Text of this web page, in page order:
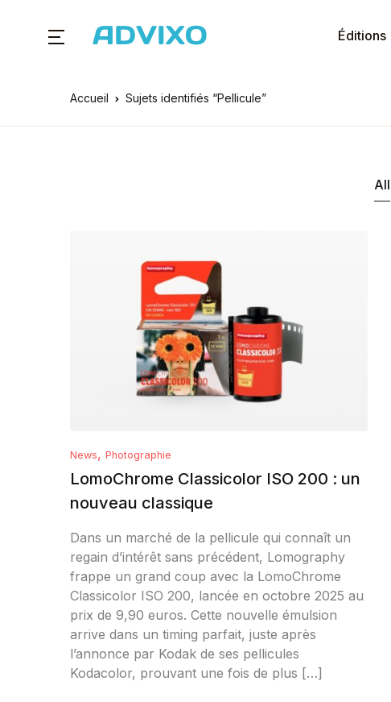
Éditions
Accueil Sujets identifiés “Pellicule”
All
News, Photographie
LomoChrome Classicolor ISO 200 : un
nouveau classique
Dans un marché de la pellicule qui connaît un
regain d’intérêt sans précédent, Lomography
frappe un grand coup avec la LomoChrome
Classicolor ISO 200, lancée en octobre 2025 au
prix de 9,90 euros. Cette nouvelle émulsion
arrive dans un timing parfait, juste après
l’annonce par Kodak de ses pellicules
Kodacolor, prouvant une fois de plus […]